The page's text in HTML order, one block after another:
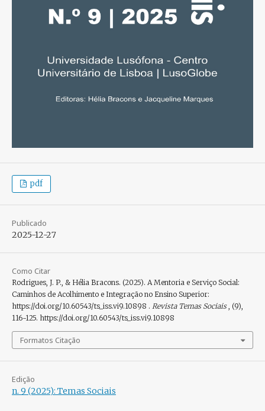
pdf
Publicado
2025-12-27
Como Citar
Rodrigues, J. P., & Hélia Bracons. (2025). A Mentoria e Serviço Social:
Caminhos de Acolhimento e Integração no Ensino Superior:
https://doi.org/10.60543/ts_iss.vi9.10898 . Revista Temas Sociais , (9),
116-125. https://doi.org/10.60543/ts_iss.vi9.10898
Formatos Citação
Edição
n. 9 (2025): Temas Sociais